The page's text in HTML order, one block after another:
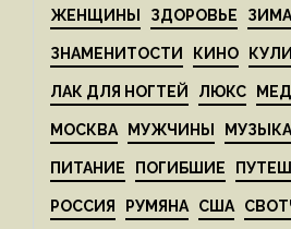
ЖЕНЩИНЫ ЗДОРОВЬЕ
ЗНАМЕНИТОСТИ КИНО
ЛАК ДЛЯ НОГТЕЙ ЛЮКС
МОСКВА МУЖЧИНЫ МУЗЫКА
ПИТАНИЕ ПОГИБШИЕ
РОССИЯ РУМЯНА США